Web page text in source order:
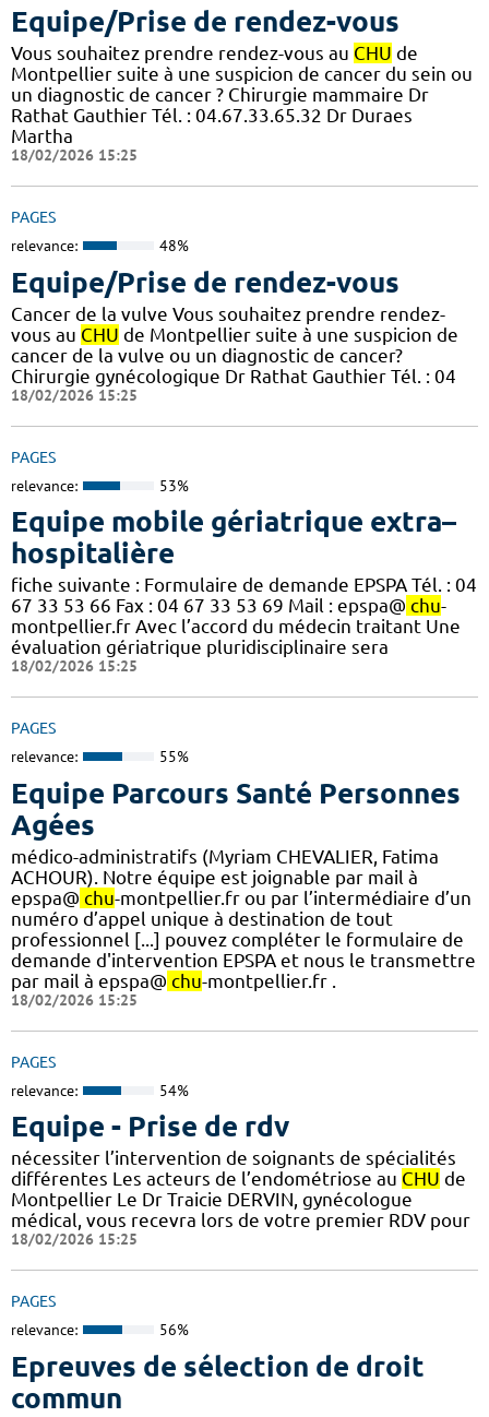
Equipe/Prise de rendez-vous
Vous souhaitez prendre rendez-vous au CHU de
Montpellier suite à une suspicion de cancer du sein ou
un diagnostic de cancer ? Chirurgie mammaire Dr
Rathat Gauthier Tél. : 04.67.33.65.32 Dr Duraes
Martha
18/02/2026 15:25
PAGES
relevance: 48%
Equipe/Prise de rendez-vous
Cancer de la vulve Vous souhaitez prendre rendez-
vous au CHU de Montpellier suite à une suspicion de
cancer de la vulve ou un diagnostic de cancer?
Chirurgie gynécologique Dr Rathat Gauthier Tél. : 04
18/02/2026 15:25
PAGES
relevance: 53%
Equipe mobile gériatrique extra–
hospitalière
fiche suivante : Formulaire de demande EPSPA Tél. : 04
67 33 53 66 Fax : 04 67 33 53 69 Mail : epspa@ chu-
montpellier.fr Avec l’accord du médecin traitant Une
évaluation gériatrique pluridisciplinaire sera
18/02/2026 15:25
PAGES
relevance: 55%
Equipe Parcours Santé Personnes
Agées
médico-administratifs (Myriam CHEVALIER, Fatima
ACHOUR). Notre équipe est joignable par mail à
epspa@ chu-montpellier.fr ou par l’intermédiaire d’un
numéro d’appel unique à destination de tout
professionnel [...] pouvez compléter le formulaire de
demande d'intervention EPSPA et nous le transmettre
par mail à epspa@ chu-montpellier.fr .
18/02/2026 15:25
PAGES
relevance: 54%
Equipe - Prise de rdv
nécessiter l’intervention de soignants de spécialités
différentes Les acteurs de l’endométriose au CHU de
Montpellier Le Dr Traicie DERVIN, gynécologue
médical, vous recevra lors de votre premier RDV pour
18/02/2026 15:25
PAGES
relevance: 56%
Epreuves de sélection de droit
commun